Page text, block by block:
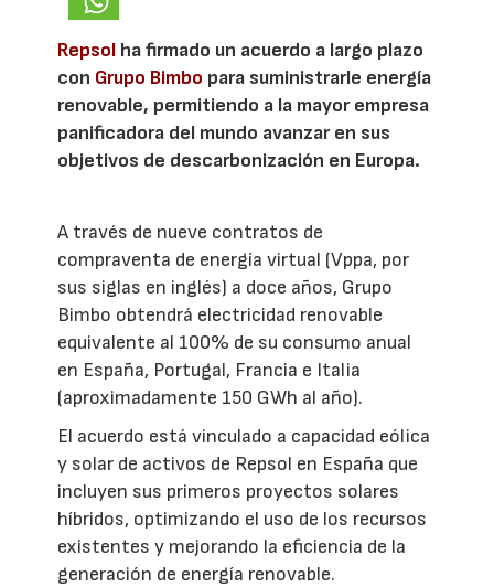
Repsol ha firmado un acuerdo a largo plazo
con Grupo Bimbo para suministrarle energía
renovable, permitiendo a la mayor empresa
panificadora del mundo avanzar en sus
objetivos de descarbonización en Europa.
A través de nueve contratos de
compraventa de energía virtual (Vppa, por
sus siglas en inglés) a doce años, Grupo
Bimbo obtendrá electricidad renovable
equivalente al 100% de su consumo anual
en España, Portugal, Francia e Italia
(aproximadamente 150 GWh al año).
El acuerdo está vinculado a capacidad eólica
y solar de activos de Repsol en España que
incluyen sus primeros proyectos solares
híbridos, optimizando el uso de los recursos
existentes y mejorando la eficiencia de la
generación de energía renovable.